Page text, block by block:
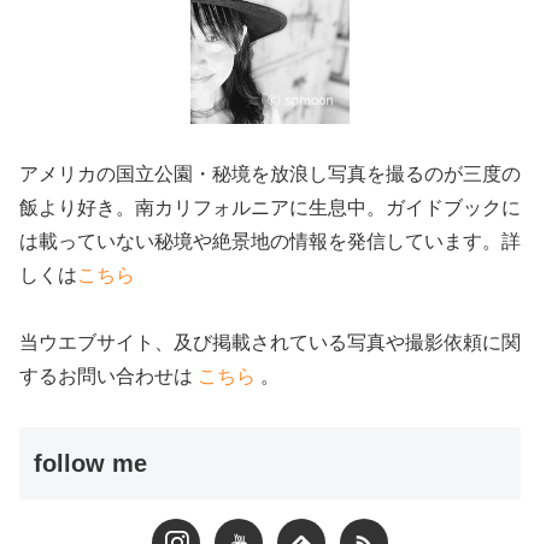
アメリカの国立公園・秘境を放浪し写真を撮るのが三度の
飯より好き。南カリフォルニアに生息中。ガイドブックに
は載っていない秘境や絶景地の情報を発信しています。詳
しくはこちら
当ウエブサイト、及び掲載されている写真や撮影依頼に関
するお問い合わせは こちら 。
follow me